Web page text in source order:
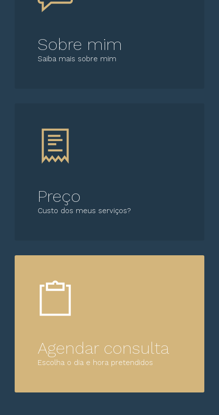
Sobre mim
Saiba mais sobre mim
Preço
Custo dos meus serviços?
Agendar consulta
Escolha o dia e hora pretendidos